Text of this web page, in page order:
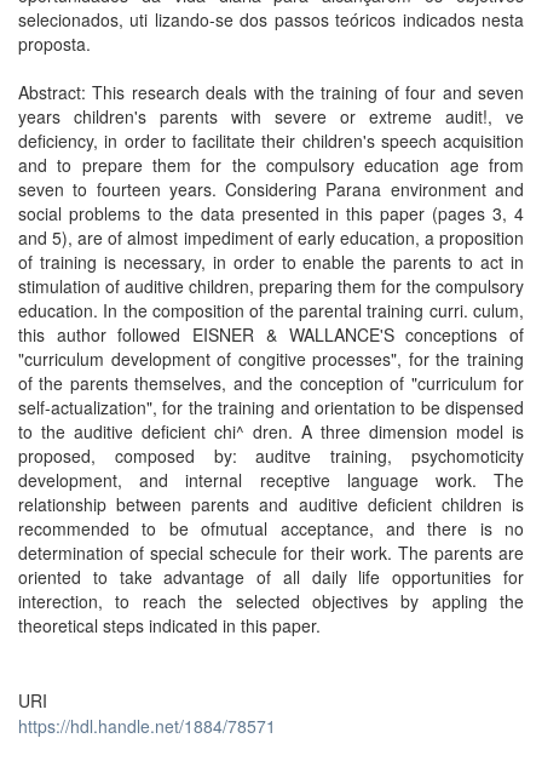
selecionados, uti lizando-se dos passos teóricos indicados nesta
proposta.
Abstract: This research deals with the training of four and seven
years children's parents with severe or extreme audit!, ve
deficiency, in order to facilitate their children's speech acquisition
and to prepare them for the compulsory education age from
seven to fourteen years. Considering Parana environment and
social problems to the data presented in this paper (pages 3, 4
and 5), are of almost impediment of early education, a proposition
of training is necessary, in order to enable the parents to act in
stimulation of auditive children, preparing them for the compulsory
education. In the composition of the parental training curri. culum,
this author followed EISNER & WALLANCE'S conceptions of
"curriculum development of congitive processes", for the training
of the parents themselves, and the conception of "curriculum for
self-actualization", for the training and orientation to be dispensed
to the auditive deficient chi^ dren. A three dimension model is
proposed, composed by: auditve training, psychomoticity
development, and internal receptive language work. The
relationship between parents and auditive deficient children is
recommended to be ofmutual acceptance, and there is no
determination of special schecule for their work. The parents are
oriented to take advantage of all daily life opportunities for
interection, to reach the selected objectives by appling the
theoretical steps indicated in this paper.
URI
https://hdl.handle.net/1884/78571